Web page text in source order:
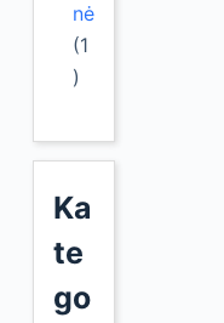
nė
(1
)
Ka
te
go